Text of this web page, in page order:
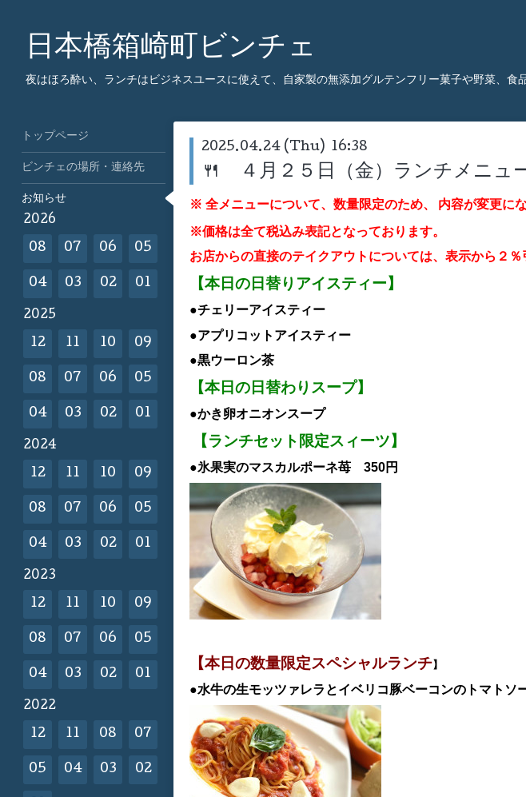
日本橋箱崎町ビンチェ
夜はほろ酔い、ランチはビジネスユースに使えて、自家製の無添加グルテンフリー菓子や野菜、
2025.04.24 (Thu) 16:38
🍴 ４月２５日（金）ランチメニュ
※ 全メニューについて、数量限定のため、
内容が変更に
※価格は全て税込み表記となっております。
お店からの直接のテイクアウトについては、表示から２％
【本日の日替りアイスティー】
●チェリーアイスティー
●アプリコット アイスティー
●黒ウーロン茶
【本日の日替わりスープ】
●かき卵オニオンスープ
【ランチセット限定スィーツ】
●氷果実のマスカルポーネ苺 350円
【本日の数量限定スペシャルランチ】
●水牛の生モッツァレラとイベリコ豚ベーコンのトマトソ
トップページ
ビンチェの場所・連絡先
お知らせ
2026
08 07 06 05
04 03 02 01
2025
12 11 10 09
08 07 06 05
04 03 02 01
2024
12 11 10 09
08 07 06 05
04 03 02 01
2023
12 11 10 09
08 07 06 05
04 03 02 01
2022
12 11 08 07
05 04 03 02